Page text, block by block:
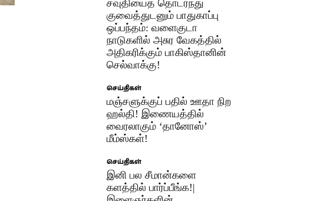
சவுதியைத் தொடர்ந்து
குவைத்துடனும் பாதுகாப்பு
ஒப்பந்தம்: வளைகுடா
நாடுகளில் அசுர வேகத்தில்
அதிகரிக்கும் பாகிஸ்தானின்
செல்வாக்கு!
செய்திகள்
மஞ்சளுக்குப் பதில் ஊதா நிற
ஹல்தி! இணையத்தில்
வைரலாகும் ‘தானோஸ்’
மீம்ஸ்கள்!
செய்திகள்
இனி பல சீமான்களை
களத்தில் பார்ப்பீங்க!|